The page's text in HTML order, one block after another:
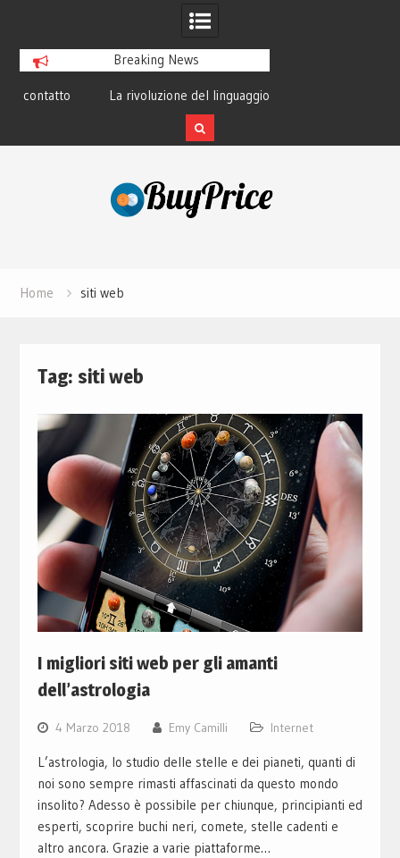
Breaking News
La rivoluzione del linguaggio Python:
perché tutti lo studiano
Home siti web
Tag: siti web
I migliori siti web per gli amanti
dell’astrologia
4 Marzo 2018 Emy Camilli Internet
L’astrologia, lo studio delle stelle e dei pianeti, quanti di
noi sono sempre rimasti affascinati da questo mondo
insolito? Adesso è possibile per chiunque, principianti ed
esperti, scoprire buchi neri, comete, stelle cadenti e
altro ancora. Grazie a varie piattaforme…